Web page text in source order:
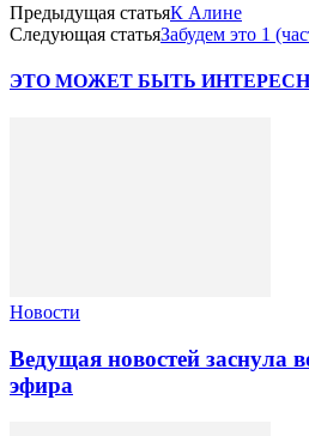
Предыдущая статьяК Алине
Следующая статьяЗабудем это 1
ЭТО МОЖЕТ БЫТЬ
Новости
Ведущая новостей заснула
эфира